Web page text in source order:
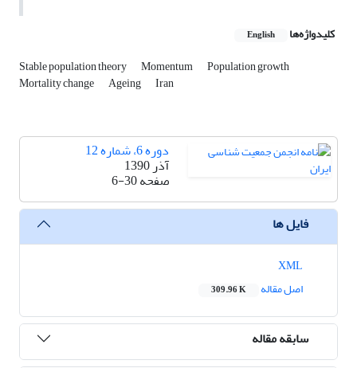
کلیدواژه‌ها English
Stable population theory Momentum Population growth
Mortality change Ageing Iran
دوره 6، شماره 12
آذر 1390
صفحه6-30
فایل ها
اصل مقاله
309.96 K
سابقه مقاله